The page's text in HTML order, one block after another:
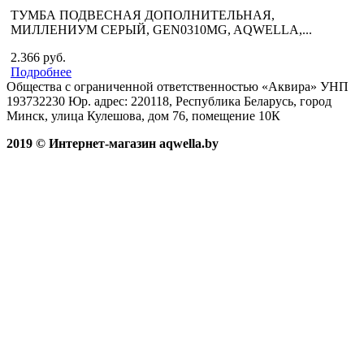
ТУМБА ПОДВЕСНАЯ ДОПОЛНИТЕЛЬНАЯ,
МИЛЛЕНИУМ СЕРЫЙ, GEN0310MG, AQWELLA,...
2.366 руб.
Подробнее
Общества с ограниченной ответственностью «Аквира» УНП
193732230 Юр. адрес: 220118, Республика Беларусь, город
Минск, улица Кулешова, дом 76, помещение 10К
2019 © Интернет-магазин aqwella.by